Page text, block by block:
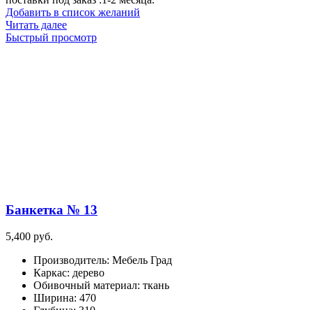
Добавить в список желаний
Читать далее
Быстрый просмотр
Банкетка № 13
5,400 руб.
Производитель: Мебель Град
Каркас: дерево
Обивочный материал: ткань
Ширина: 470